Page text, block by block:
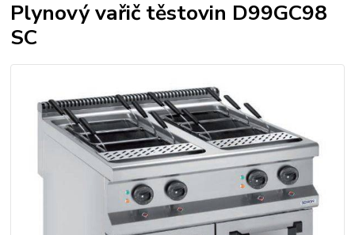
Plynový vařič těstovin D99GC98
SC